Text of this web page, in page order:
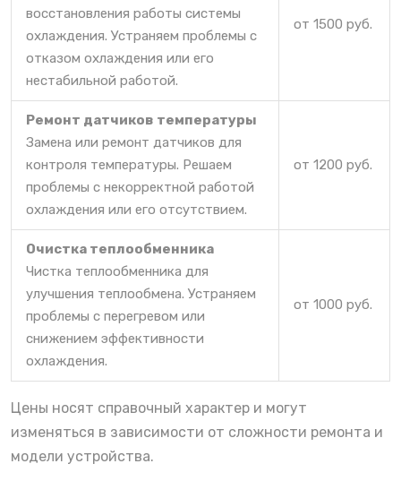
восстановления работы системы
охлаждения. Устраняем проблемы с
отказом охлаждения или его
нестабильной работой.
от 1500 руб.
Ремонт датчиков температуры
Замена или ремонт датчиков для
контроля температуры. Решаем
проблемы с некорректной работой
охлаждения или его отсутствием.
от 1200 руб.
Очистка теплообменника
Чистка теплообменника для
улучшения теплообмена. Устраняем
проблемы с перегревом или
снижением эффективности
охлаждения.
от 1000 руб.
Цены носят справочный характер и могут
изменяться в зависимости от сложности ремонта и
модели устройства.